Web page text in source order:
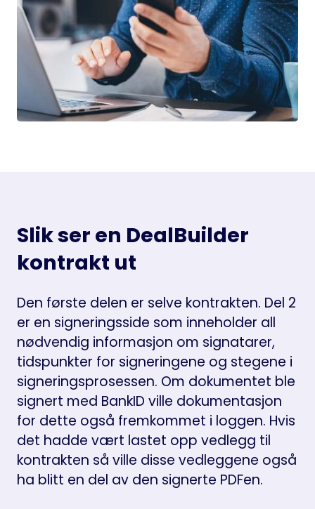
Slik ser en DealBuilder
kontrakt ut
Den første delen er selve kontrakten. Del 2
er en signeringsside som inneholder all
nødvendig informasjon om signatarer,
tidspunkter for signeringene og stegene i
signeringsprosessen. Om dokumentet ble
signert med BankID ville dokumentasjon
for dette også fremkommet i loggen. Hvis
det hadde vært lastet opp vedlegg til
kontrakten så ville disse vedleggene også
ha blitt en del av den signerte PDFen.